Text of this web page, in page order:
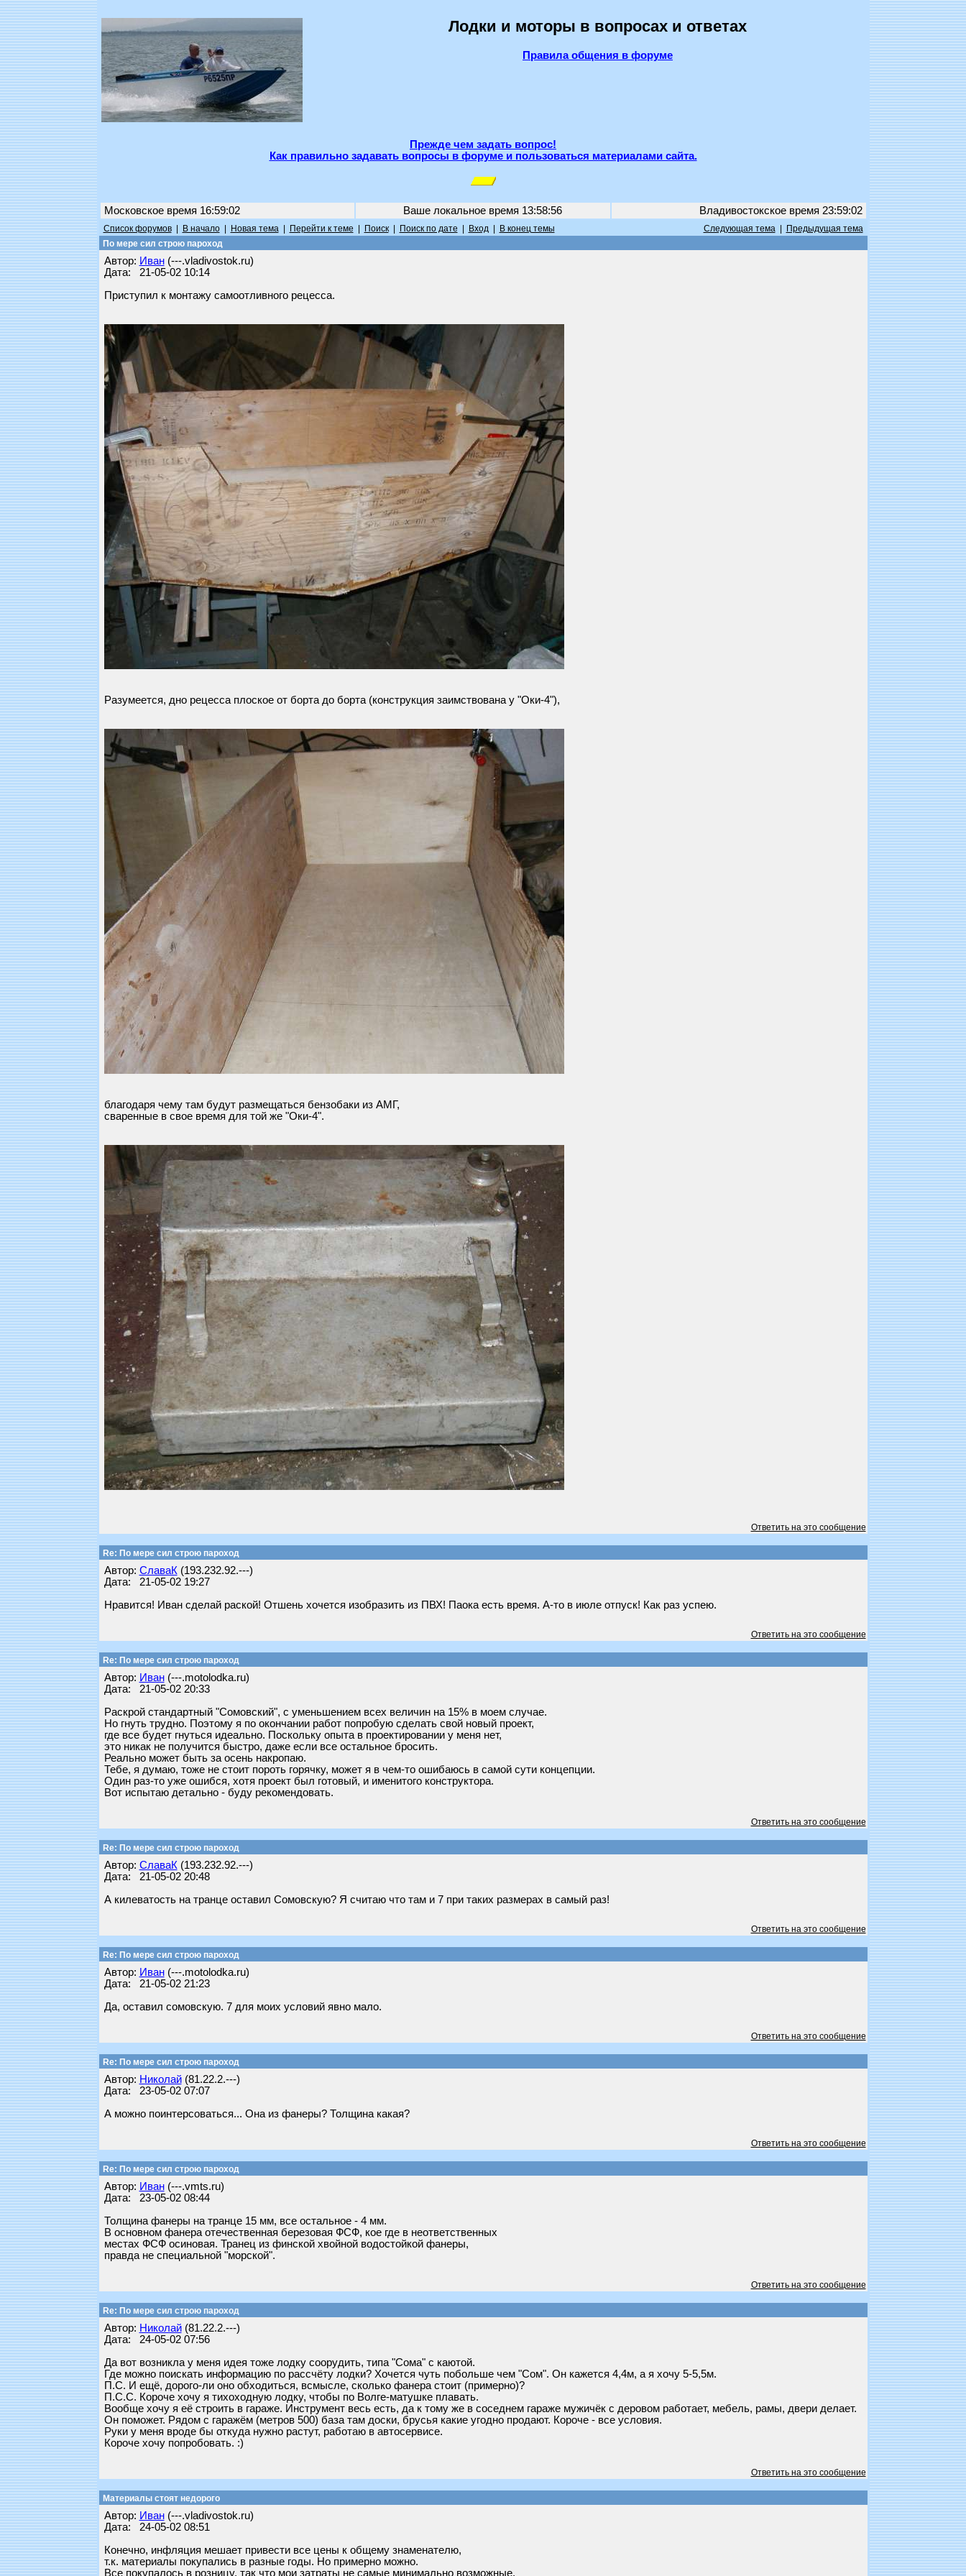
Лодки и моторы в вопросах и ответах
Правила общения в форуме
Прежде чем задать вопрос!
Как правильно задавать вопросы в форуме и пользоваться материалами сайта.
Московское время 16:59:02 Ваше локальное время 13:58:56 Владивостокское время 23:59:02
Список форумов| В начало| Новая тема| Перейти к теме Поиск| Поиск по дате Вход| В конец темы Следующая тема|
Предыдущая тема
По мере сил строю пароход
Автор: Иван(---.vladivostok.ru)
Дата: 21-05-02 10:14
Приступил к монтажу самоотливного рецесса.
Разумеется, дно рецесса плоское от борта до борта (конструкция заимствована у "Оки-4"),
благодаря чему там будут размещаться бензобаки из АМГ,
сваренные в свое время для той же "Оки-4".
Ответить на это сообщение
Re: По мере сил строю пароход
Автор: СлаваК (193.232.92.---)
Дата: 21-05-02 19:27
Нравится! Иван сделай раской! Отшень хочется изобразить из ПВХ! Паока есть время. А-то в июле отпуск! Как раз успею.
Ответить на это сообщение
Re: По мере сил строю пароход
Автор: Иван(---.motolodka.ru)
Дата: 21-05-02 20:33
Раскрой стандартный "Сомовский", с уменьшением всех величин на 15% в моем случае.
Но гнуть трудно. Поэтому я по окончании работ попробую сделать свой новый проект,
где все будет гнуться идеально. Поскольку опыта в проектировании у меня нет,
это никак не получится быстро, даже если все остальное бросить.
Реально может быть за осень накропаю.
Тебе, я думаю, тоже не стоит пороть горячку, может я в чем-то ошибаюсь в самой сути концепции.
Один раз-то уже ошибся, хотя проект был готовый, и именитого конструктора.
Вот испытаю детально - буду рекомендовать.
Ответить на это сообщение
Re: По мере сил строю пароход
Автор: СлаваК (193.232.92.---)
Дата: 21-05-02 20:48
А килеватость на транце оставил Сомовскую? Я считаю что там и 7 при таких размерах в самый раз!
Ответить на это сообщение
Re: По мере сил строю пароход
Автор: Иван(---.motolodka.ru)
Дата: 21-05-02 21:23
Да, оставил сомовскую. 7 для моих условий явно мало.
Ответить на это сообщение
Re: По мере сил строю пароход
Автор: Николай(81.22.2.---)
Дата: 23-05-02 07:07
А можно поинтерсоваться... Она из фанеры? Толщина какая?
Ответить на это сообщение
Re: По мере сил строю пароход
Автор: Иван(---.vmts.ru)
Дата: 23-05-02 08:44
Толщина фанеры на транце 15 мм, все остальное - 4 мм.
В основном фанера отечественная березовая ФСФ, кое где в неответственных
местах ФСФ осиновая. Транец из финской хвойной водостойкой фанеры,
правда не специальной "морской".
Ответить на это сообщение
Re: По мере сил строю пароход
Автор: Николай(81.22.2.---)
Дата: 24-05-02 07:56
Да вот возникла у меня идея тоже лодку соорудить, типа "Сома" с каютой.
Где можно поискать информацию по рассчёту лодки? Хочется чуть побольше чем "Сом". Он кажется 4,4м, а я хочу 5-5,5м.
П.С. И ещё, дорого-ли оно обходиться, всмысле, сколько фанера стоит (примерно)?
П.С.С. Короче хочу я тихоходную лодку, чтобы по Волге-матушке плавать.
Вообще хочу я её строить в гараже. Инструмент весь есть, да к тому же в соседнем гараже мужичёк с деровом работает, мебель, рамы, двери делает.
Он поможет. Рядом с гаражём (метров 500) база там доски, брусья какие угодно продают. Короче - все условия.
Руки у меня вроде бы откуда нужно растут, работаю в автосервисе.
Короче хочу попробовать. :)
Ответить на это сообщение
Материалы стоят недорого
Автор: Иван(---.vladivostok.ru)
Дата: 24-05-02 08:51
Конечно, инфляция мешает привести все цены к общему знаменателю,
т.к. материалы покупались в разные годы. Но примерно можно.
Все покупалось в розницу, так что мои затраты не самые минимально возможные.